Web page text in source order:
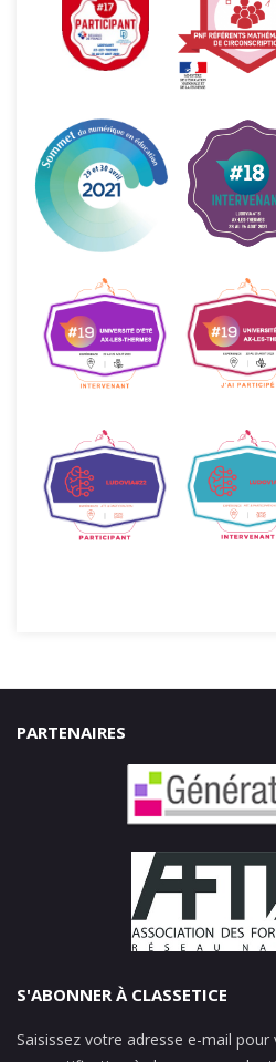
PARTENAIRES
S'ABONNER À CLASSETICE
Saisissez votre adresse e-mail